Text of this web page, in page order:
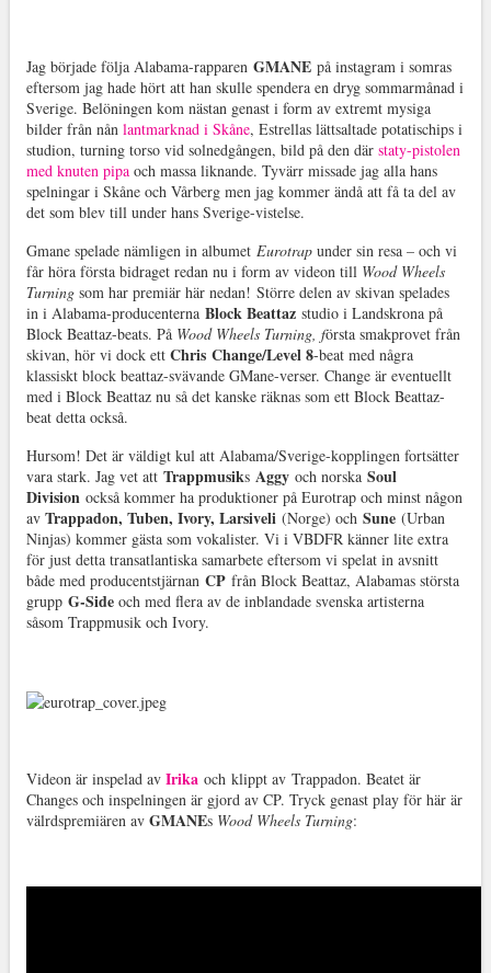
Jag började följa Alabama-rapparen GMANE på instagram i somras
eftersom jag hade hört att han skulle spendera en dryg sommarmånad i
Sverige. Belöningen kom nästan genast i form av extremt mysiga
bilder från nån lantmarknad i Skåne, Estrellas lättsaltade potatischips i
studion, turning torso vid solnedgången, bild på den där staty-pistolen
med knuten pipaoch massa liknande. Tyvärr missade jag alla hans
spelningar i Skåne och Vårberg men jag kommer ändå att få ta del av
det som blev till under hans Sverige-vistelse.
Gmane spelade nämligen in albumet Eurotrapunder sin resa – och vi
får höra första bidraget redan nu i form av videon till Wood Wheels
Turning som har premiär här nedan! Större delen av skivan spelades
in i Alabama-producenterna Block Beattaz studio i Landskrona på
Block Beattaz-beats. På Wood Wheels Turning, första smakprovet från
skivan, hör vi dock ett Chris Change/Level 8-beat med några
klassiskt block beattaz-svävande GMane-verser. Change är eventuellt
med i Block Beattaz nu så det kanske räknas som ett Block Beattaz-
beat detta också.
Hursom! Det är väldigt kul att Alabama/Sverige-kopplingen fortsätter
vara stark. Jag vet att Trappmusiks Aggyoch norska Soul
Division också kommer ha produktioner på Eurotrap och minst någon
av Trappadon, Tuben, Ivory, Larsiveli (Norge) och Sune (Urban
Ninjas) kommer gästa som vokalister. Vi i VBDFR känner lite extra
för just detta transatlantiska samarbete eftersom vi spelat in avsnitt
både med producentstjärnan CP från Block Beattaz, Alabamas största
grupp G-Sideoch med flera av de inblandade svenska artisterna
såsom Trappmusik och Ivory.
Videon är inspelad av Irika och klippt av Trappadon. Beatet är
Changes och inspelningen är gjord av CP. Tryck genast play för här är
välrdspremiären av GMANEs Wood Wheels Turning: